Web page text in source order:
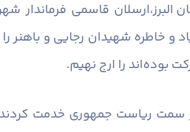
ارسلان قاسمی فرماندار
و خاطره شهیدان رجایی و
بوده‌اند را ارج نهیم.
سمت ریاست جمهوری خدمت